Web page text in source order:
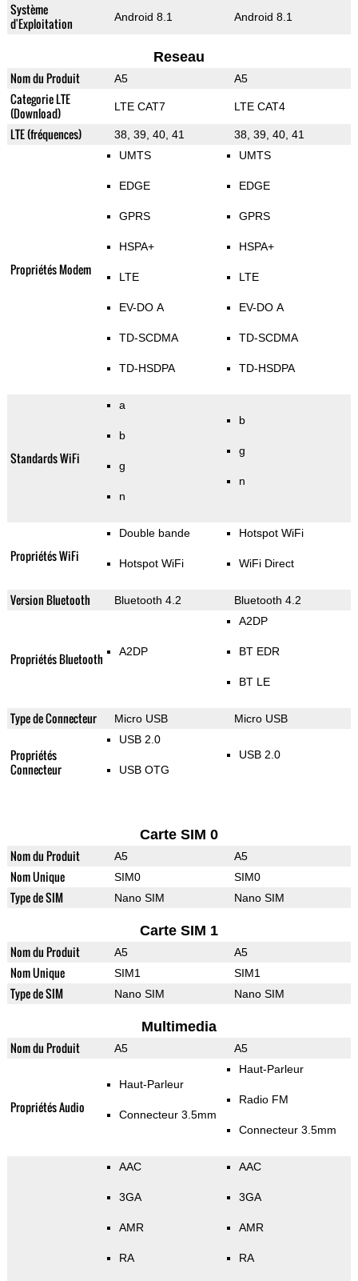
Système
d'Exploitation
Android 8.1 Android 8.1
Reseau
Nom du Produit A5 A5
Categorie LTE
(Download)
LTE CAT7 LTE CAT4
LTE (fréquences) 38, 39, 40, 41 38, 39, 40, 41
Propriétés Modem
UMTS
EDGE
GPRS
HSPA+
LTE
EV-DO A
TD-SCDMA
TD-HSDPA
UMTS
EDGE
GPRS
HSPA+
LTE
EV-DO A
TD-SCDMA
TD-HSDPA
Standards WiFi
a
b
g
n
b
g
n
Propriétés WiFi
Double bande
Hotspot WiFi
Hotspot WiFi
WiFi Direct
Version Bluetooth Bluetooth 4.2 Bluetooth 4.2
Propriétés Bluetooth A2DP
A2DP
BT EDR
BT LE
Type de Connecteur Micro USB Micro USB
Propriétés
Connecteur
USB 2.0
USB OTG
USB 2.0
Carte SIM 0
Nom du Produit A5 A5
Nom Unique SIM0 SIM0
Type de SIM Nano SIM Nano SIM
Carte SIM 1
Nom du Produit A5 A5
Nom Unique SIM1 SIM1
Type de SIM Nano SIM Nano SIM
Multimedia
Nom du Produit A5 A5
Propriétés Audio
Haut-Parleur
Connecteur 3.5mm
Haut-Parleur
Radio FM
Connecteur 3.5mm
AAC
3GA
AMR
RA
AAC
3GA
AMR
RA